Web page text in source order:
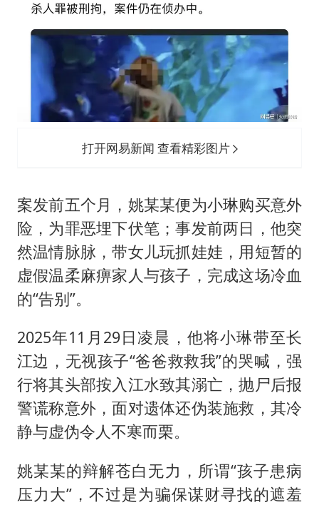
打开网易新闻 查看精彩图片
案发前五个月，姚某某便为小琳购买意外
险，为罪恶埋下伏笔；事发前两日，他突
然温情脉脉，带女儿玩抓娃娃，用短暂的
虚假温柔麻痹家人与孩子，完成这场冷血
的“告别”。
2025年11月29日凌晨，他将小琳带至长
江边，无视孩子“爸爸救救我”的哭喊，强
行将其头部按入江水致其溺亡，抛尸后报
警谎称意外，面对遗体还伪装施救，其冷
静与虚伪令人不寒而栗。
姚某某的辩解苍白无力，所谓“孩子患病
压力大”，不过是为骗保谋财寻找的遮羞